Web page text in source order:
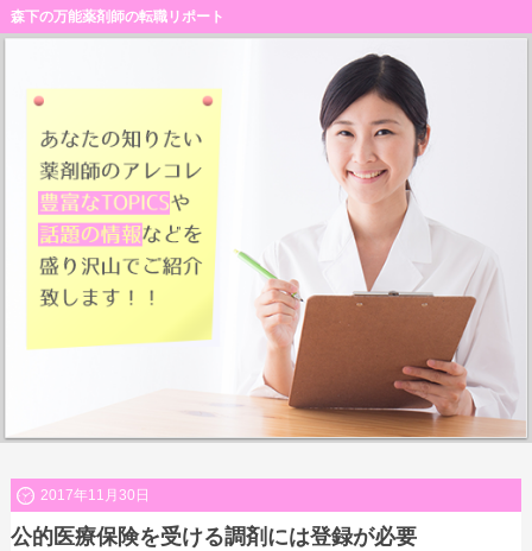
森下の万能薬剤師の転職リポート
2017年11月30日
公的医療保険を受ける調剤には登録が必要